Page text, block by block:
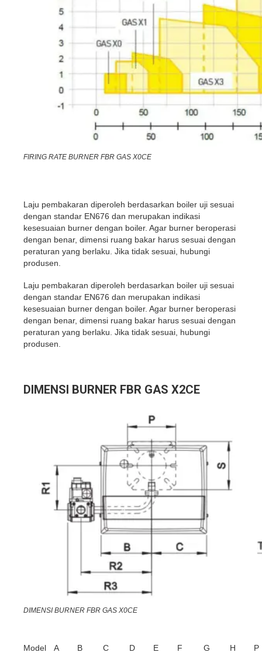
FIRING RATE BURNER FBR GAS X0CE
Laju pembakaran diperoleh berdasarkan boiler uji sesuai
dengan standar EN676 dan merupakan indikasi
kesesuaian burner dengan boiler. Agar burner beroperasi
dengan benar, dimensi ruang bakar harus sesuai dengan
peraturan yang berlaku. Jika tidak sesuai, hubungi
produsen.
Laju pembakaran diperoleh berdasarkan boiler uji sesuai
dengan standar EN676 dan merupakan indikasi
kesesuaian burner dengan boiler. Agar burner beroperasi
dengan benar, dimensi ruang bakar harus sesuai dengan
peraturan yang berlaku. Jika tidak sesuai, hubungi
produsen.
DIMENSI BURNER FBR GAS X2CE
DIMENSI BURNER FBR GAS X0CE
Model A B C D E F G H P